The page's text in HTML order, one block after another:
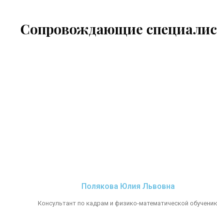
Сопровождающие
Полякова Юлия Львовна
Консультант по кадрам и физико-математической